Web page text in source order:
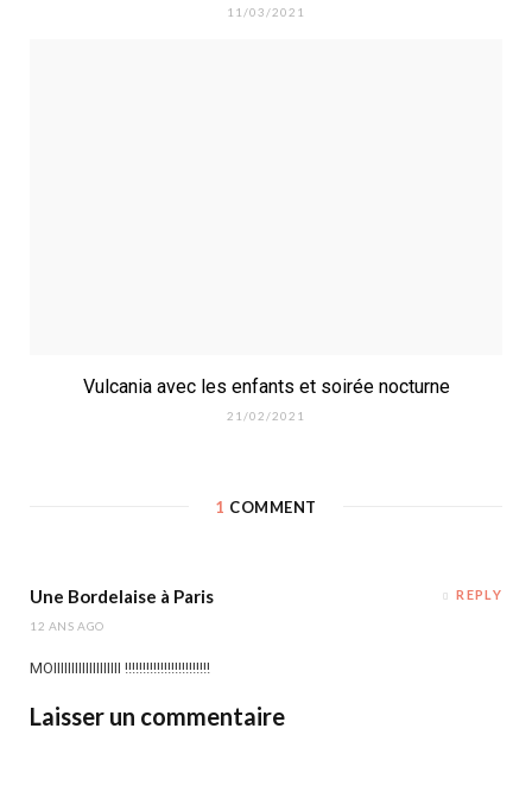
11/03/2021
Vulcania avec les enfants et soirée nocturne
21/02/2021
1 COMMENT
Une Bordelaise à Paris
12 ANS AGO
REPLY
MOIIIIIIIIIIIIIIIIIII !!!!!!!!!!!!!!!!!!!!!!!!
Laisser un commentaire